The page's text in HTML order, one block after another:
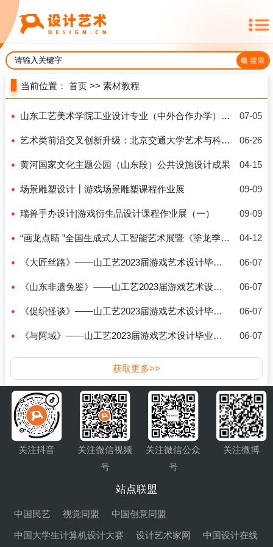
当前位置：首页 >>素材教程
07-05
山东工艺美术学院工业设计专业（中外合作办学）招生简章
06-26
艺术类前沿交叉创新升级：北京交通大学艺术与科技专业
04-15
黄河国家文化主题公园（山东段）公共设施设计成果
09-09
场景雕塑设计┃游戏场景雕塑课程作业展
09-09
瑞兽手办设计|游戏衍生品设计课程作业展（一）
04-12
“画龙点睛 ”全国生成式人工智能艺术展暨《塗龙季》第三季——展览作品欣赏
06-07
《大匠丝路》——山工艺2023届游戏艺术设计毕业作品
06-07
《山东非遗兔鉴》——山工艺2023届游戏艺术设计毕业作品
06-07
《促织怪谈》——山工艺2023届游戏艺术设计毕业作品
06-07
《与阿域》——山工艺2023届游戏艺术设计毕业作品
获取更多>>
关注抖音
关注微信视频
号
关注微信公众
号
关注微博
站点联盟
中国民艺 视觉同盟 中国创意同盟
中国大学生计算机设计大赛 设计艺术家网 中国设计在线